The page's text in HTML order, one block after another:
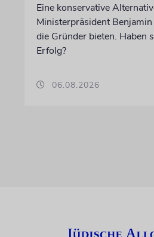
Eine konservative
Ministerpräsident
die Gründer bieten. Haben
Erfolg?
06.08.2026